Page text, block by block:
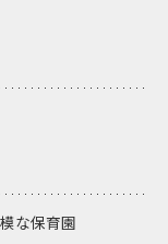
な保育園